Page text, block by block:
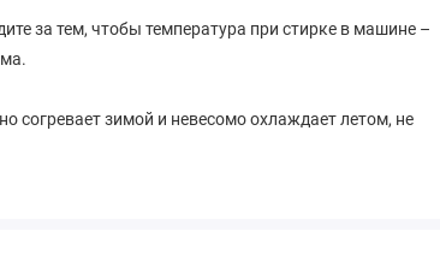
за тем, чтобы температура при стирке в машине –
согревает зимой и невесомо охлаждает летом, не